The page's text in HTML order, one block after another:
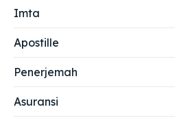
Imta
Apostille
Penerjemah
Asuransi